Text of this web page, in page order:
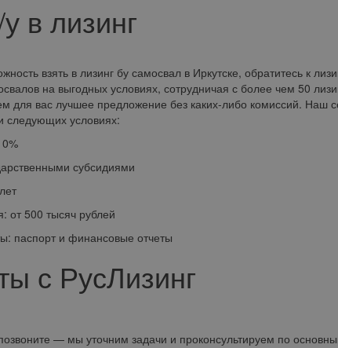
в лизинг
взять в лизинг бу самосвал в Иркутске, обратитесь к
на выгодных условиях, сотрудничая с более чем 50
вас лучшее предложение без каких-либо комиссий. Наш
следующих условиях:
субсидиями
500 тысяч рублей
и финансовые отчеты
с РусЛизинг
— мы уточним задачи и проконсультируем по